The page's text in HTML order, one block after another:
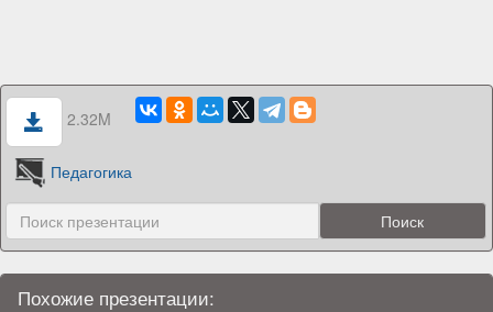
2.32M
Педагогика
Похожие презентации: